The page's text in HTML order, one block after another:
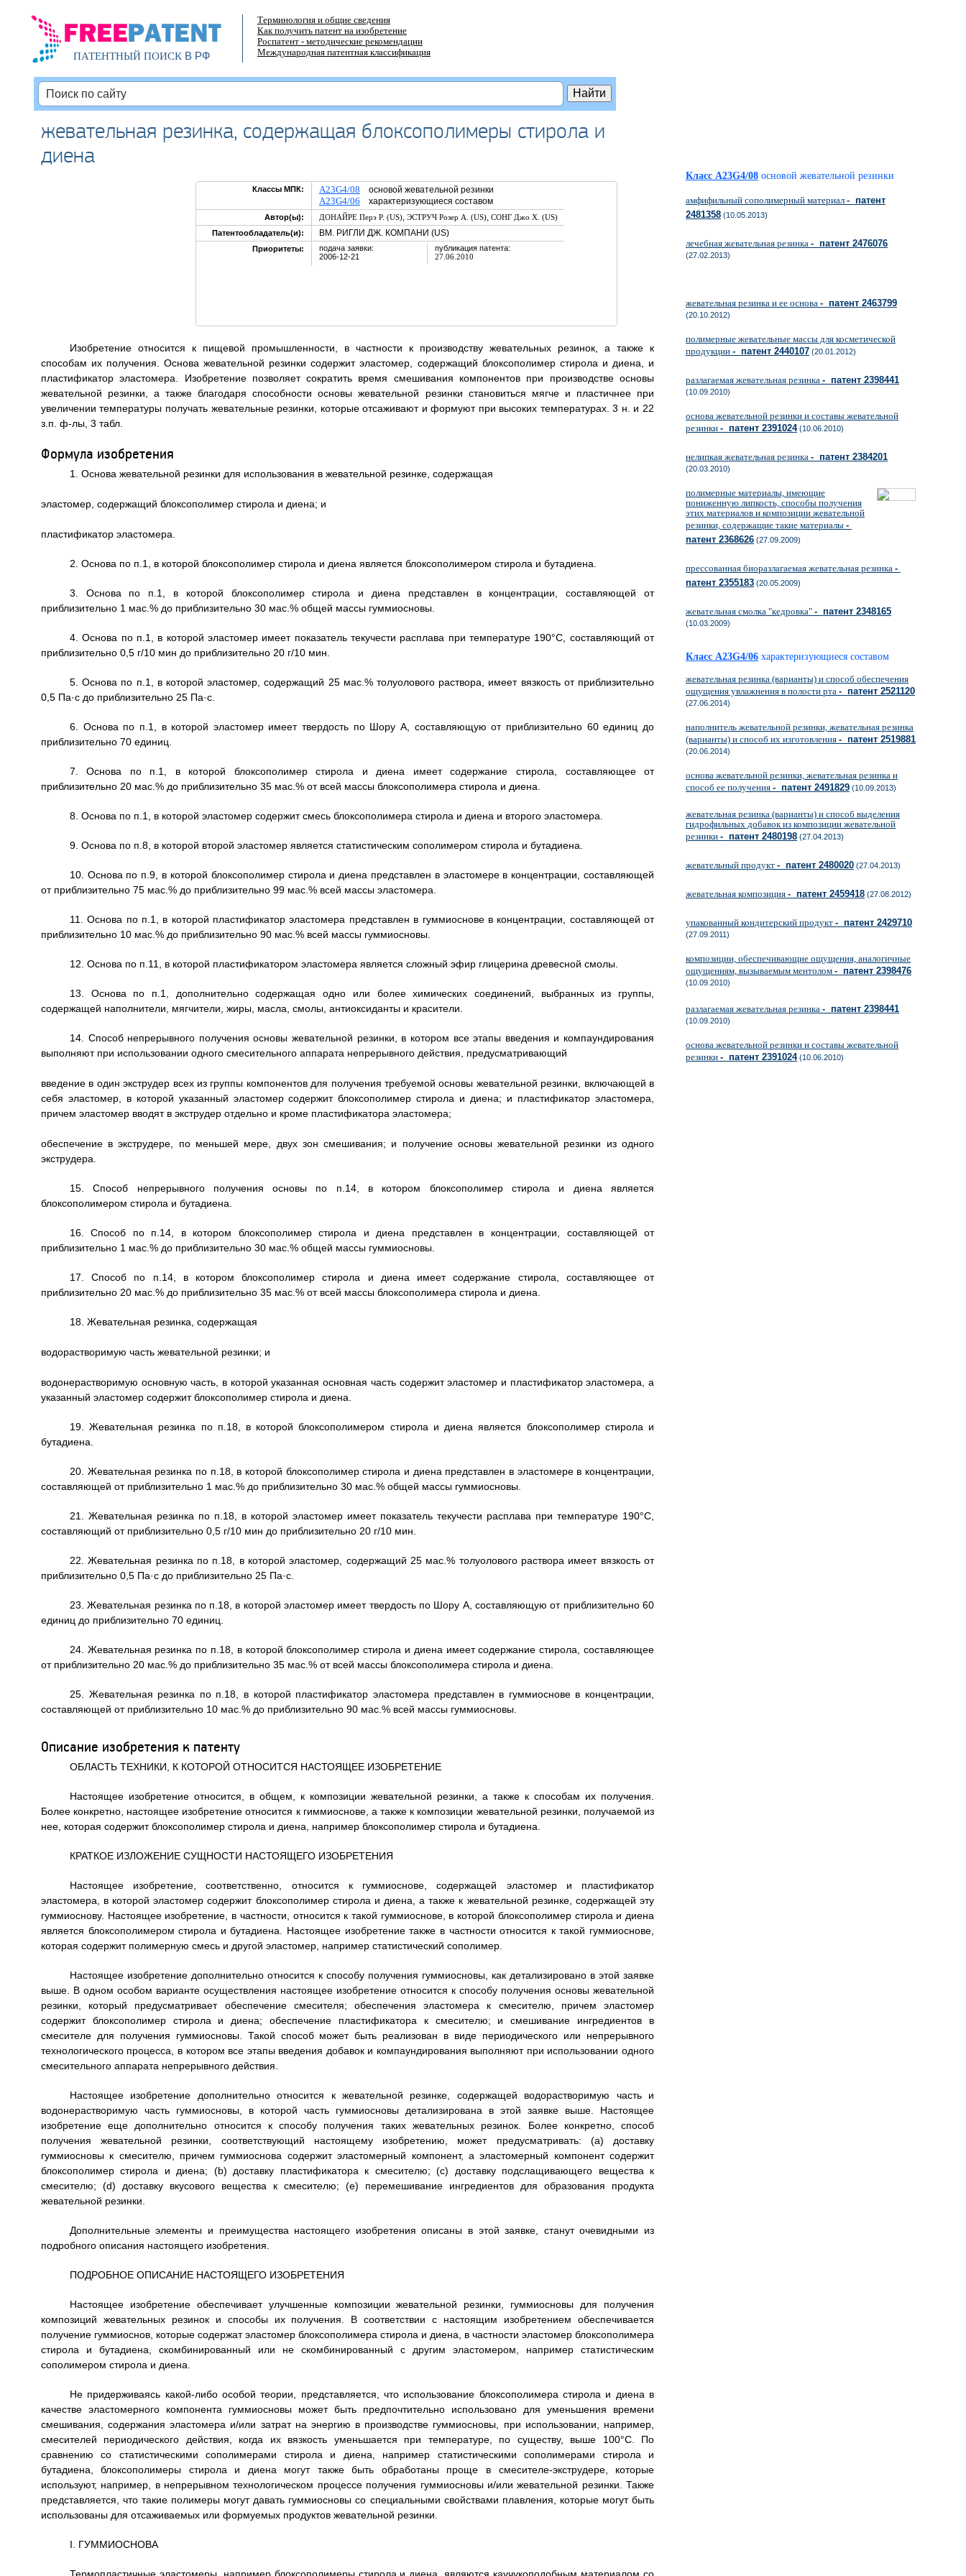
ПАТЕНТНЫЙ ПОИСКВ РФ
Терминология и общие сведения
Как получить патент на изобретение
Роспатент - методические рекомендации
Международная патентная классификация
жевательная резинка, содержащая блоксополимеры стирола и
диена
Классы МПК: A23G4/08 основой жевательной резинки
A23G4/06 характеризующиеся составом
Автор(ы): ДОНАЙРЕ Перэ Р. (US), ЭСТРУЧ Розер А. (US), СОНГ Джо Х. (US)
Патентообладатель(и):
ВМ. РИГЛИ ДЖ. КОМПАНИ (US)
Приоритеты:
подача заявки:
2006-12-21
публикация патента:
27.06.2010
Изобретение относится к пищевой промышленности, в частности к производству жевательных резинок, а также к
способам их получения. Основа жевательной резинки содержит эластомер, содержащий блоксополимер стирола и диена, и
пластификатор эластомера. Изобретение позволяет сократить время смешивания компонентов при производстве основы
жевательной резинки, а также благодаря способности основы жевательной резинки становиться мягче и пластичнее при
увеличении температуры получать жевательные резинки, которые отсаживают и формуют при высоких температурах. 3 н. и 22
з.п. ф-лы, 3 табл.
Формула изобретения
1. Основа жевательной резинки для использования в жевательной резинке, содержащая
эластомер, содержащий блоксополимер стирола и диена; и
пластификатор эластомера.
2. Основа по п.1, в которой блоксополимер стирола и диена является блоксополимером стирола и бутадиена.
3. Основа по п.1, в которой блоксополимер стирола и диена представлен в концентрации, составляющей от
приблизительно 1 мас.% до приблизительно 30 мас.% общей массы гуммиосновы.
4. Основа по п.1, в которой эластомер имеет показатель текучести расплава при температуре 190°С, составляющий от
приблизительно 0,5 г/10 мин до приблизительно 20 г/10 мин.
5. Основа по п.1, в которой эластомер, содержащий 25 мас.% толуолового раствора, имеет вязкость от приблизительно
0,5 Па·с до приблизительно 25 Па·с.
6. Основа по п.1, в которой эластомер имеет твердость по Шору А, составляющую от приблизительно 60 единиц до
приблизительно 70 единиц.
7. Основа по п.1, в которой блоксополимер стирола и диена имеет содержание стирола, составляющее от
приблизительно 20 мас.% до приблизительно 35 мас.% от всей массы блоксополимера стирола и диена.
8. Основа по п.1, в которой эластомер содержит смесь блоксополимера стирола и диена и второго эластомера.
9. Основа по п.8, в которой второй эластомер является статистическим сополимером стирола и бутадиена.
10. Основа по п.9, в которой блоксополимер стирола и диена представлен в эластомере в концентрации, составляющей
от приблизительно 75 мас.% до приблизительно 99 мас.% всей массы эластомера.
11. Основа по п.1, в которой пластификатор эластомера представлен в гуммиоснове в концентрации, составляющей от
приблизительно 10 мас.% до приблизительно 90 мас.% всей массы гуммиосновы.
12. Основа по п.11, в которой пластификатором эластомера является сложный эфир глицерина древесной смолы.
13. Основа по п.1, дополнительно содержащая одно или более химических соединений, выбранных из группы,
содержащей наполнители, мягчители, жиры, масла, смолы, антиоксиданты и красители.
14. Способ непрерывного получения основы жевательной резинки, в котором все этапы введения и компаундирования
выполняют при использовании одного смесительного аппарата непрерывного действия, предусматривающий
введение в один экструдер всех из группы компонентов для получения требуемой основы жевательной резинки, включающей в
себя эластомер, в которой указанный эластомер содержит блоксополимер стирола и диена; и пластификатор эластомера,
причем эластомер вводят в экструдер отдельно и кроме пластификатора эластомера;
обеспечение в экструдере, по меньшей мере, двух зон смешивания; и получение основы жевательной резинки из одного
экструдера.
15. Способ непрерывного получения основы по п.14, в котором блоксополимер стирола и диена является
блоксополимером стирола и бутадиена.
16. Способ по п.14, в котором блоксополимер стирола и диена представлен в концентрации, составляющей от
приблизительно 1 мас.% до приблизительно 30 мас.% общей массы гуммиосновы.
17. Способ по п.14, в котором блоксополимер стирола и диена имеет содержание стирола, составляющее от
приблизительно 20 мас.% до приблизительно 35 мас.% от всей массы блоксополимера стирола и диена.
18. Жевательная резинка, содержащая
водорастворимую часть жевательной резинки; и
водонерастворимую основную часть, в которой указанная основная часть содержит эластомер и пластификатор эластомера, а
указанный эластомер содержит блоксополимер стирола и диена.
19. Жевательная резинка по п.18, в которой блоксополимером стирола и диена является блоксополимер стирола и
бутадиена.
20. Жевательная резинка по п.18, в которой блоксополимер стирола и диена представлен в эластомере в концентрации,
составляющей от приблизительно 1 мас.% до приблизительно 30 мас.% общей массы гуммиосновы.
21. Жевательная резинка по п.18, в которой эластомер имеет показатель текучести расплава при температуре 190°С,
составляющий от приблизительно 0,5 г/10 мин до приблизительно 20 г/10 мин.
22. Жевательная резинка по п.18, в которой эластомер, содержащий 25 мас.% толуолового раствора имеет вязкость от
приблизительно 0,5 Па·с до приблизительно 25 Па·с.
23. Жевательная резинка по п.18, в которой эластомер имеет твердость по Шору А, составляющую от приблизительно 60
единиц до приблизительно 70 единиц.
24. Жевательная резинка по п.18, в которой блоксополимер стирола и диена имеет содержание стирола, составляющее
от приблизительно 20 мас.% до приблизительно 35 мас.% от всей массы блоксополимера стирола и диена.
25. Жевательная резинка по п.18, в которой пластификатор эластомера представлен в гуммиоснове в концентрации,
составляющей от приблизительно 10 мас.% до приблизительно 90 мас.% всей массы гуммиосновы.
Описание изобретения к патенту
ОБЛАСТЬ ТЕХНИКИ, К КОТОРОЙ ОТНОСИТСЯ НАСТОЯЩЕЕ ИЗОБРЕТЕНИЕ
Настоящее изобретение относится, в общем, к композиции жевательной резинки, а также к способам их получения.
Более конкретно, настоящее изобретение относится к гиммиоснове, а также к композиции жевательной резинки, получаемой из
нее, которая содержит блоксополимер стирола и диена, например блоксополимер стирола и бутадиена.
КРАТКОЕ ИЗЛОЖЕНИЕ СУЩНОСТИ НАСТОЯЩЕГО ИЗОБРЕТЕНИЯ
Настоящее изобретение, соответственно, относится к гуммиоснове, содержащей эластомер и пластификатор
эластомера, в которой эластомер содержит блоксополимер стирола и диена, а также к жевательной резинке, содержащей эту
гуммиоснову. Настоящее изобретение, в частности, относится к такой гуммиоснове, в которой блоксополимер стирола и диена
является блоксополимером стирола и бутадиена. Настоящее изобретение также в частности относится к такой гуммиоснове,
которая содержит полимерную смесь и другой эластомер, например статистический сополимер.
Настоящее изобретение дополнительно относится к способу получения гуммиосновы, как детализировано в этой заявке
выше. В одном особом варианте осуществления настоящее изобретение относится к способу получения основы жевательной
резинки, который предусматривает обеспечение смесителя; обеспечения эластомера к смесителю, причем эластомер
содержит блоксополимер стирола и диена; обеспечение пластификатора к смесителю; и смешивание ингредиентов в
смесителе для получения гуммиосновы. Такой способ может быть реализован в виде периодического или непрерывного
технологического процесса, в котором все этапы введения добавок и компаундирования выполняют при использовании одного
смесительного аппарата непрерывного действия.
Настоящее изобретение дополнительно относится к жевательной резинке, содержащей водорастворимую часть и
водонерастворимую часть гуммиосновы, в которой часть гуммиосновы детализирована в этой заявке выше. Настоящее
изобретение еще дополнительно относится к способу получения таких жевательных резинок. Более конкретно, способ
получения жевательной резинки, соответствующий настоящему изобретению, может предусматривать: (а) доставку
гуммиосновы к смесителю, причем гуммиоснова содержит эластомерный компонент, а эластомерный компонент содержит
блоксополимер стирола и диена; (b) доставку пластификатора к смесителю; (с) доставку подслащивающего вещества к
смесителю; (d) доставку вкусового вещества к смесителю; (е) перемешивание ингредиентов для образования продукта
жевательной резинки.
Дополнительные элементы и преимущества настоящего изобретения описаны в этой заявке, станут очевидными из
подробного описания настоящего изобретения.
ПОДРОБНОЕ ОПИСАНИЕ НАСТОЯЩЕГО ИЗОБРЕТЕНИЯ
Настоящее изобретение обеспечивает улучшенные композиции жевательной резинки, гуммиосновы для получения
композиций жевательных резинок и способы их получения. В соответствии с настоящим изобретением обеспечивается
получение гуммиоснов, которые содержат эластомер блоксополимера стирола и диена, в частности эластомер блоксополимера
стирола и бутадиена, скомбинированный или не скомбинированный с другим эластомером, например статистическим
сополимером стирола и диена.
Не придерживаясь какой-либо особой теории, представляется, что использование блоксополимера стирола и диена в
качестве эластомерного компонента гуммиосновы может быть предпочтительно использовано для уменьшения времени
смешивания, содержания эластомера и/или затрат на энергию в производстве гуммиосновы, при использовании, например,
смесителей периодического действия, когда их вязкость уменьшается при температуре, по существу, выше 100°С. По
сравнению со статистическими сополимерами стирола и диена, например статистическими сополимерами стирола и
бутадиена, блоксополимеры стирола и диена могут также быть обработаны проще в смесителе-экструдере, которые
используют, например, в непрерывном технологическом процессе получения гуммиосновы и/или жевательной резинки. Также
представляется, что такие полимеры могут давать гуммиосновы со специальными свойствами плавления, которые могут быть
использованы для отсаживаемых или формуемых продуктов жевательной резинки.
I. ГУММИОСНОВА
Класс A23G4/08 основой жевательной резинки
амфифильный сополимерный материал - патент
2481358 (10.05.2013)
лечебная жевательная резинка - патент 2476076
(27.02.2013)
жевательная резинка и ее основа - патент 2463799
(20.10.2012)
полимерные жевательные массы для косметической
продукции - патент 2440107 (20.01.2012)
разлагаемая жевательная резинка - патент 2398441
(10.09.2010)
основа жевательной резинки и составы жевательной
резинки - патент 2391024(10.06.2010)
нелипкая жевательная резинка - патент 2384201
(20.03.2010)
полимерные материалы, имеющие
пониженную липкость, способы получения
этих материалов и композиции жевательной
резинки, содержащие такие материалы -
патент 2368626 (27.09.2009)
прессованная биоразлагаемая жевательная резинка -
патент 2355183 (20.05.2009)
жевательная смолка "кедровка" - патент 2348165
(10.03.2009)
Класс A23G4/06 характеризующиеся составом
жевательная резинка (варианты) и способ обеспечения
ощущения увлажнения в полости рта - патент 2521120
(27.06.2014)
наполнитель жевательной резинки, жевательная резинка
(варианты) и способ их изготовления - патент 2519881
(20.06.2014)
основа жевательной резинки, жевательная резинка и
способ ее получения - патент 2491829 (10.09.2013)
жевательная резинка (варианты) и способ выделения
гидрофильных добавок из композиции жевательной
резинки - патент 2480198 (27.04.2013)
жевательный продукт - патент 2480020 (27.04.2013)
жевательная композиция - патент 2459418 (27.08.2012)
упакованный кондитерский продукт - патент 2429710
(27.09.2011)
композиции, обеспечивающие ощущения, аналогичные
ощущениям, вызываемым ментолом - патент 2398476
(10.09.2010)
разлагаемая жевательная резинка - патент 2398441
(10.09.2010)
основа жевательной резинки и составы жевательной
резинки - патент 2391024(10.06.2010)